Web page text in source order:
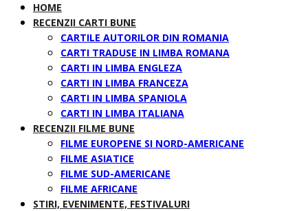
HOME
RECENZII CARTI BUNE
CARTILE AUTORILOR DIN ROMANIA
CARTI TRADUSE IN LIMBA ROMANA
CARTI IN LIMBA ENGLEZA
CARTI IN LIMBA FRANCEZA
CARTI IN LIMBA SPANIOLA
CARTI IN LIMBA ITALIANA
RECENZII FILME BUNE
FILME EUROPENE SI NORD-AMERICANE
FILME ASIATICE
FILME SUD-AMERICANE
FILME AFRICANE
STIRI, EVENIMENTE, FESTIVALURI